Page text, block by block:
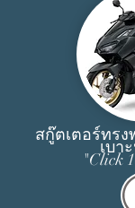
สกู๊ตเตอร์ทรง
เบา
"Click